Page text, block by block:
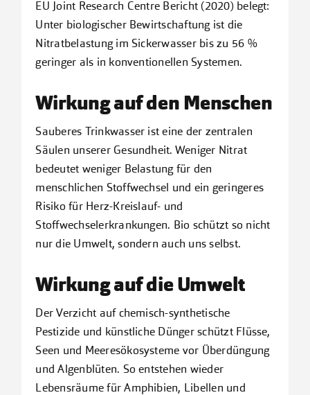
EU Joint Research Centre Bericht (2020) belegt:
Unter biologischer Bewirtschaftung ist die
Nitratbelastung im Sickerwasser bis zu 56 %
geringer als in konventionellen Systemen.
Wirkung auf den Menschen
Sauberes Trinkwasser ist eine der zentralen
Säulen unserer Gesundheit. Weniger Nitrat
bedeutet weniger Belastung für den
menschlichen Stoffwechsel und ein geringeres
Risiko für Herz-Kreislauf- und
Stoffwechselerkrankungen. Bio schützt so nicht
nur die Umwelt, sondern auch uns selbst.
Wirkung auf die Umwelt
Der Verzicht auf chemisch-synthetische
Pestizide und künstliche Dünger schützt Flüsse,
Seen und Meeresökosysteme vor Überdüngung
und Algenblüten. So entstehen wieder
Lebensräume für Amphibien, Libellen und